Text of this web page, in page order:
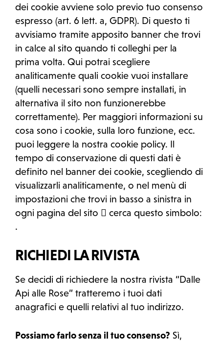
dei cookie avviene solo previo tuo consenso
espresso (art. 6 lett. a, GDPR). Di questo ti
avvisiamo tramite apposito banner che trovi
in calce al sito quando ti colleghi per la
prima volta. Qui potrai scegliere
analiticamente quali cookie vuoi installare
(quelli necessari sono sempre installati, in
alternativa il sito non funzionerebbe
correttamente). Per maggiori informazioni su
cosa sono i cookie, sulla loro funzione, ecc.
puoi leggere la nostra cookie policy. Il
tempo di conservazione di questi dati è
definito nel banner dei cookie, scegliendo di
visualizzarli analiticamente, o nel menù di
impostazioni che trovi in basso a sinistra in
ogni pagina del sito  cerca questo simbolo:
.
RICHIEDI LA RIVISTA
Se decidi di richiedere la nostra rivista “Dalle
Api alle Rose” tratteremo i tuoi dati
anagrafici e quelli relativi al tuo indirizzo.
Possiamo farlo senza il tuo consenso? Sì,